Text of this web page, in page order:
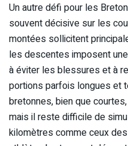
Un autre défi pour les
souvent décisive sur les
montées sollicitent
les descentes imposent
à éviter les blessures et à
portions parfois longues et
bretonnes, bien que
mais il reste difficile de
kilomètres comme ceux